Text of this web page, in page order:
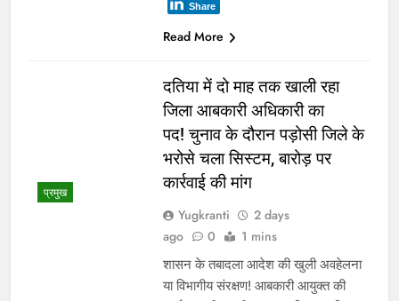
Share
Read More
प्रमुख
दतिया में दो माह तक खाली रहा
जिला आबकारी अधिकारी का
पद! चुनाव के दौरान पड़ोसी जिले के
भरोसे चला सिस्टम, बारोड़ पर
कार्रवाई की मांग
Yugkranti
2 days
ago
0 1 mins
शासन के तबादला आदेश की खुली अवहेलना
या विभागीय संरक्षण! आबकारी आयुक्त की